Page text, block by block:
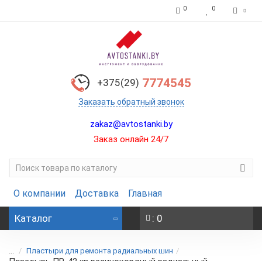
0 0
+375(29) 7774545
Заказать обратный звонок
zakaz@avtostanki.by
Заказ онлайн 24/7
О компании Доставка Главная
Каталог : 0
... Пластыри для ремонта радиальных шин